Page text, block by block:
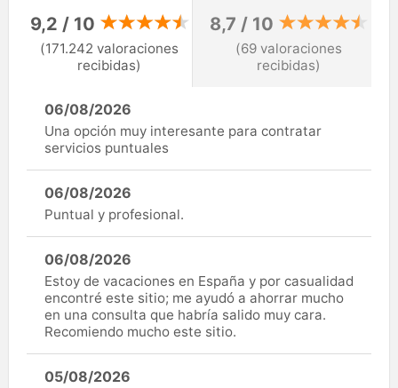
9,2 / 10
(171.242 valoraciones
recibidas)
8,7 / 10
(69 valoraciones
recibidas)
06/08/2026
Una opción muy interesante para contratar
servicios puntuales
06/08/2026
Puntual y profesional.
06/08/2026
Estoy de vacaciones en España y por casualidad
encontré este sitio; me ayudó a ahorrar mucho
en una consulta que habría salido muy cara.
Recomiendo mucho este sitio.
05/08/2026